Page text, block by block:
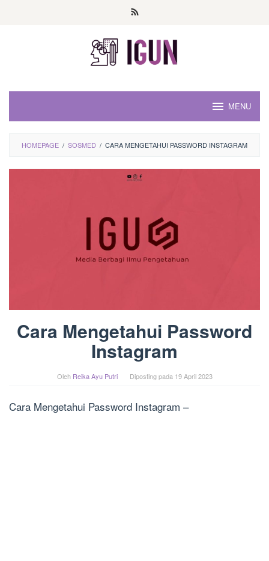
MENU
HOMEPAGE / SOSMED / CARA MENGETAHUI PASSWORD INSTAGRAM
Cara Mengetahui Password
Instagram
Oleh Reika Ayu Putri Diposting pada 19 April 2023
Cara Mengetahui Password Instagram –